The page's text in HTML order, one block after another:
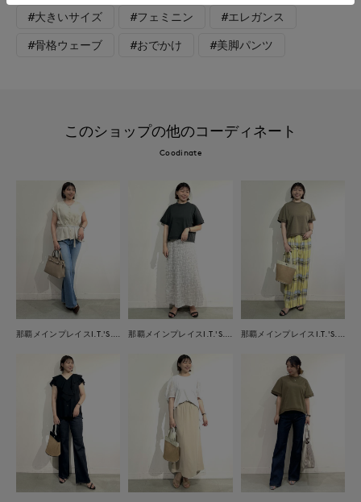
#大きいサイズ #フェミニン #エレガンス
#骨格ウェーブ #おでかけ #美脚パンツ
このショップの他のコーディネート
Coodinate